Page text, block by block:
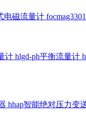
电磁流量计
计 hlgd-ph平衡流量计
hhap智能绝对压力变